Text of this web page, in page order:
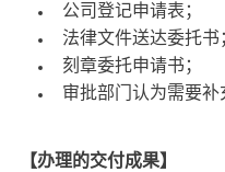
公司登记申请表；
法律文件送达委托书
刻章委托申请书；
审批部门认为需要补
【办理的交付成果】